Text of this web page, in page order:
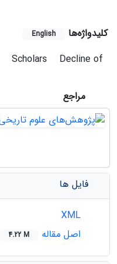
کلیدواژه‌ها English
Scholars
Decline of
مراجع
فایل ها
اصل مقاله
4.22 M